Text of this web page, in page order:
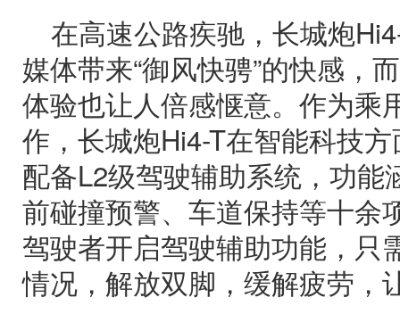
在高速公路疾驰，长城炮
媒体带来“御风快骋”的快感，
体验也让人倍感惬意。作为乘
作，长城炮Hi4-T在智能科技
配备L2级驾驶辅助系统，功能
前碰撞预警、车道保持等十余
驾驶者开启驾驶辅助功能，只
情况，解放双脚，缓解疲劳，